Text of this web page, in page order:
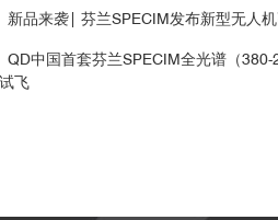
Using Hyperspectral Remote
China Earth
新品来袭| 芬兰SPECIM发布新型无人
QD中国首套芬兰SPECIM全光谱（
飞